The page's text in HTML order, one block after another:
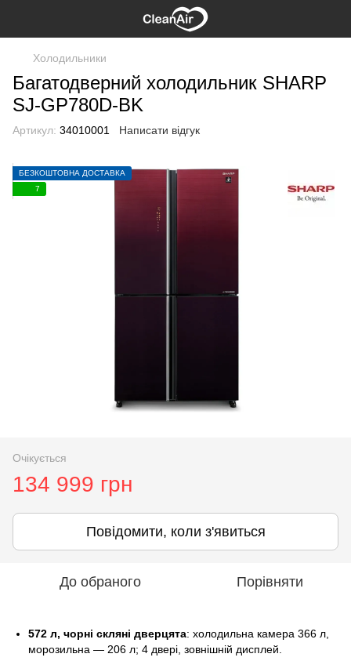
Холодильники
Багатодверний холодильник SHARP
SJ-GP780D-BK
Артикул: 34010001 Написати відгук
БЕЗКОШТОВНА ДОСТАВКА
7
Очікується
134 999 грн
Повідомити, коли з'явиться
До обраного Порівняти
572 л, чорні скляні дверцята: холодильна камера 366 л,
морозильна — 206 л; 4 двері, зовнішній дисплей.